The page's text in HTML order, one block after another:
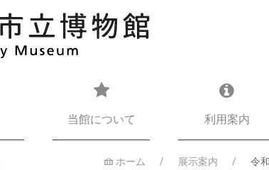
当館について 利用案内
ホーム 展示案内 令